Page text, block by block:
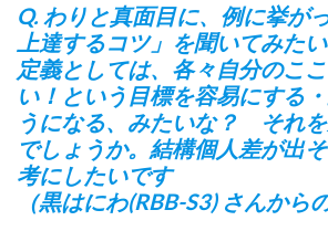
Q. わりと真面目に、例に挙が
上達するコツ」を聞いてみた
定義としては、各々自分のこ
い！という目標を容易にする
うになる、みたいな？ それ
でしょうか。結構個人差が出
考にしたいです
（黒はにわ(RBB-S3) さんから